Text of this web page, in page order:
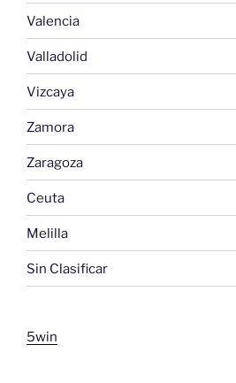
Valencia
Valladolid
Vizcaya
Zamora
Zaragoza
Ceuta
Melilla
Sin Clasificar
5win